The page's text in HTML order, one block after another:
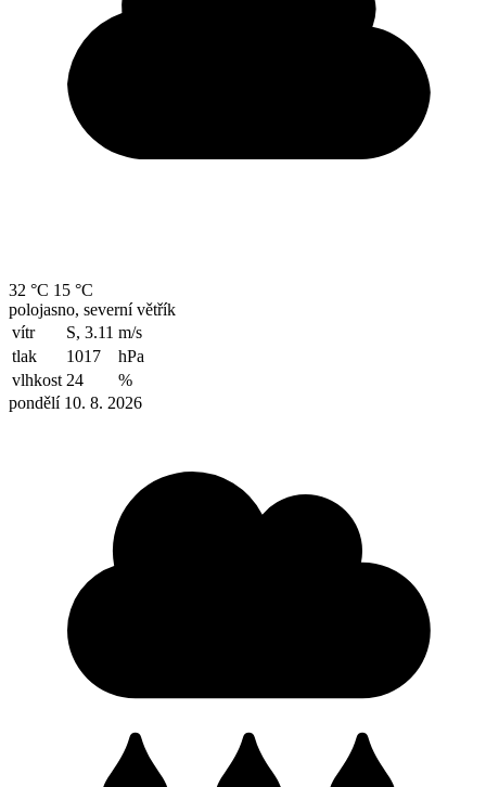
32 °C 15 °C
polojasno, severní větřík
vítr
S, 3.11 m/s
tlak
1017
hPa
vlhkost 24
%
pondělí 10. 8. 2026